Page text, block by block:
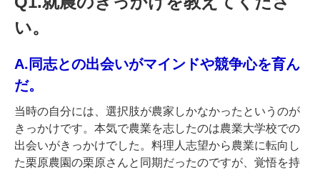
い。
A.同志との出会いがマインドや競争心を育ん
だ。
当時の自分には、選択肢が農家しかなかったというのが
きっかけです。本気で農業を志したのは農業大学校での
出会いがきっかけでした。料理人志望から農業に転向し
た栗原農園の栗原さんと同期だったのですが、覚悟を持